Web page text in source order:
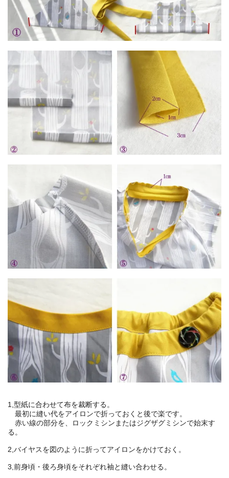
1,型紙に合わせて布を裁断する。
最初に縫い代をアイロンで折っておくと後で楽です。
赤い線の部分を、ロックミシンまたはジグザグミシンで始末す
る。
2,バイヤスを図のように折ってアイロンをかけておく。
3,前身頃・後ろ身頃をそれぞれ袖と縫い合わせる。